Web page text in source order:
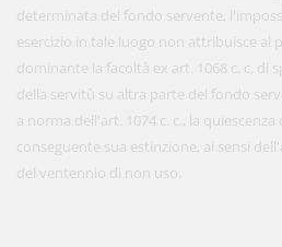
determinata del fondo servente,
esercizio in tale luogo non attribuisce al
dominante la facoltà ex art. 1068 c. c. di
della servitù su altra parte del fondo
a norma dell'art. 1074 c. c., la
conseguente sua estinzione, ai sensi
del ventennio di non uso.